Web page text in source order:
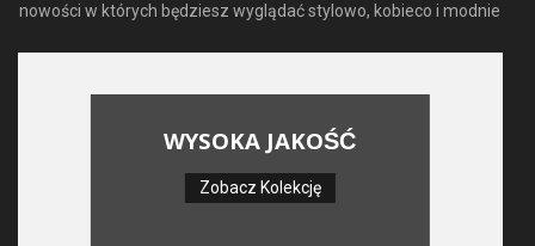
nowości w których będziesz wyglądać stylowo, kobieco i modnie
WYSOKA JAKOŚĆ
Zobacz Kolekcję